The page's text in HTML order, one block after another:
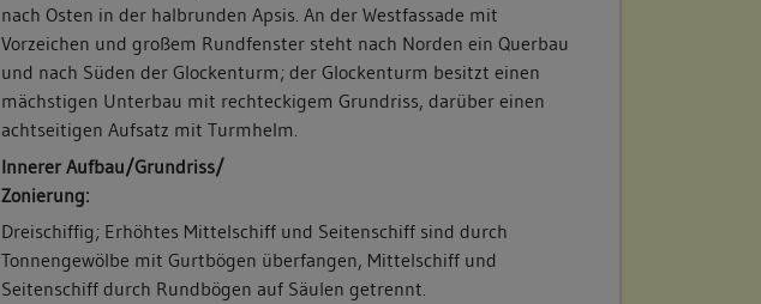
nach Osten in der halbrunden Apsis. An der Westfassade mit
Vorzeichen und großem Rundfenster steht nach Norden ein Querbau
und nach Süden der Glockenturm; der Glockenturm besitzt einen
mächstigen Unterbau mit rechteckigem Grundriss, darüber einen
achtseitigen Aufsatz mit Turmhelm.
Innerer Aufbau/Grundriss/
Zonierung:
Dreischiffig; Erhöhtes Mittelschiff und Seitenschiff sind durch
Tonnengewölbe mit Gurtbögen überfangen, Mittelschiff und
Seitenschiff durch Rundbögen auf Säulen getrennt.